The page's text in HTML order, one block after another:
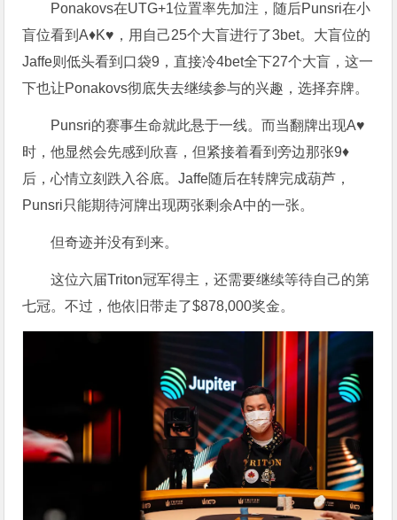
Ponakovs在UTG+1位置率先加注，随后Punsri在小
盲位看到A♦K♥，用自己25个大盲进行了3bet。大盲位的
Jaffe则低头看到口袋9，直接冷4bet全下27个大盲，这一
下也让Ponakovs彻底失去继续参与的兴趣，选择弃牌。
Punsri的赛事生命就此悬于一线。而当翻牌出现A♥
时，他显然会先感到欣喜，但紧接着看到旁边那张9♦
后，心情立刻跌入谷底。Jaffe随后在转牌完成葫芦，
Punsri只能期待河牌出现两张剩余A中的一张。
但奇迹并没有到来。
这位六届Triton冠军得主，还需要继续等待自己的第
七冠。不过，他依旧带走了$878,000奖金。